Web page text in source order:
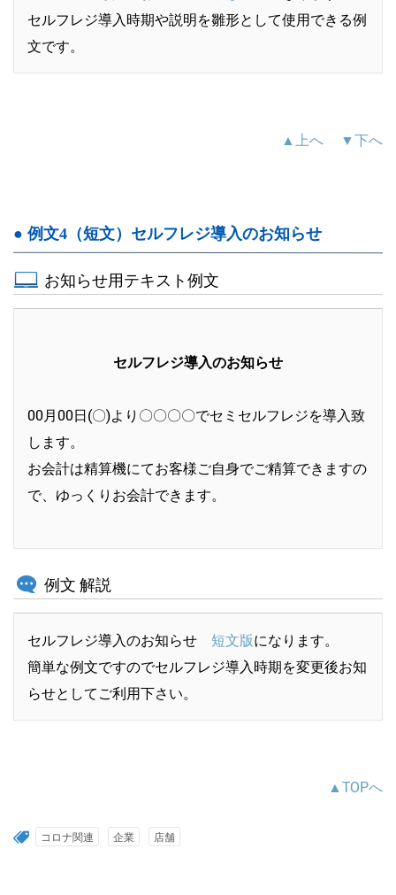
セルフレジ導入時期や説明を雛形として使用できる例
文です。
▲上へ ▼下へ
● 例文4（短文）セルフレジ導入のお知らせ
お知らせ用テキスト例文
セルフレジ導入のお知らせ
00月00日(〇)より〇〇〇〇でセミセルフレジを導入致
します。
お会計は精算機にてお客様ご自身でご精算できますの
で、ゆっくりお会計できます。
例文 解説
セルフレジ導入のお知らせ 短文版になります。
簡単な例文ですのでセルフレジ導入時期を変更後お知
らせとしてご利用下さい。
▲TOPへ
コロナ関連 企業 店舗